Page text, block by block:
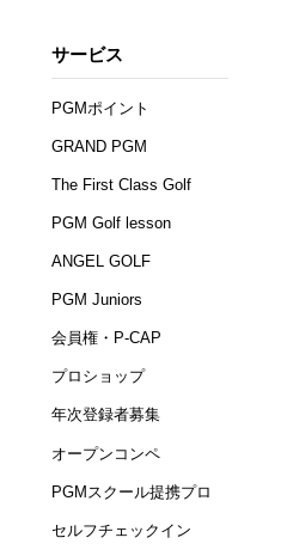
サービス
PGMポイント
GRAND PGM
The First Class Golf
PGM Golf lesson
ANGEL GOLF
PGM Juniors
会員権・P-CAP
プロショップ
年次登録者募集
オープンコンペ
PGMスクール提携プロ
セルフチェックイン